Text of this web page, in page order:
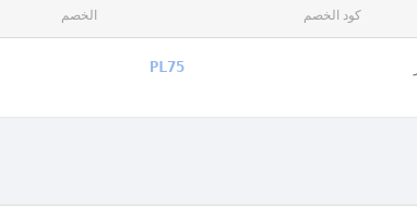
الخصم كود الخصم
PL75